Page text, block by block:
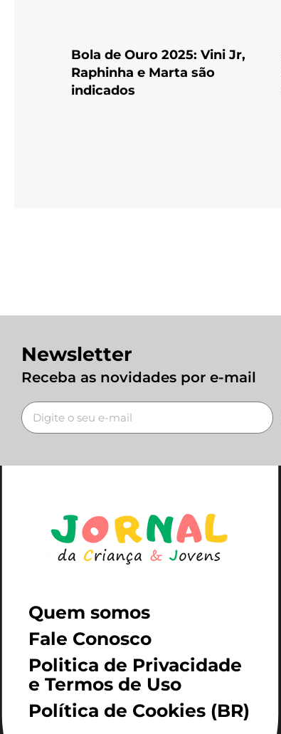
Bola de Ouro 2025: Vini Jr,
Raphinha e Marta são
indicados
Newsletter
Receba as novidades por e-mail
Quem somos
Fale Conosco
Politica de Privacidade
e Termos de Uso
Política de Cookies (BR)